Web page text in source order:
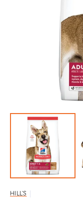
HILL'S